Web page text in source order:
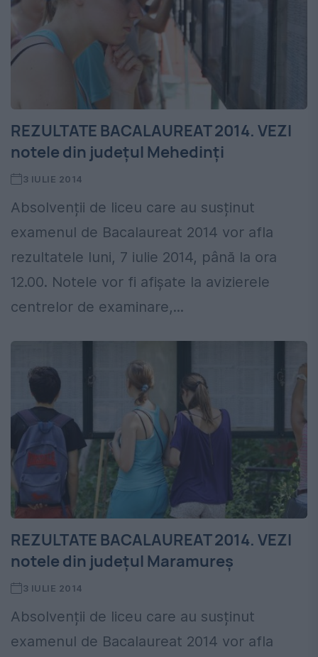
REZULTATE BACALAUREAT 2014. VEZI
notele din județul Mehedinți
3 IULIE 2014
Absolvenții de liceu care au susținut
examenul de Bacalaureat 2014 vor afla
rezultatele luni, 7 iulie 2014, până la ora
12.00. Notele vor fi afișate la avizierele
centrelor de examinare,...
REZULTATE BACALAUREAT 2014. VEZI
notele din județul Maramureș
3 IULIE 2014
Absolvenții de liceu care au susținut
examenul de Bacalaureat 2014 vor afla